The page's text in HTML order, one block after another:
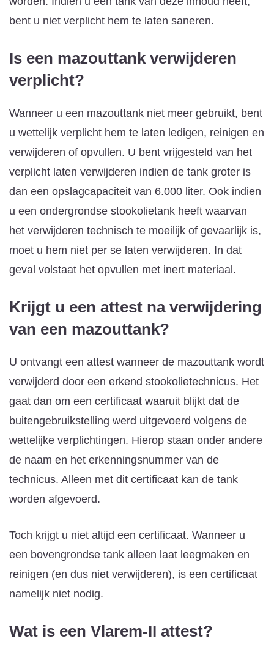
bent u niet verplicht hem te laten saneren.
Is een mazouttank verwijderen
verplicht?
Wanneer u een mazouttank niet meer gebruikt, bent
u wettelijk verplicht hem te laten ledigen, reinigen en
verwijderen of opvullen. U bent vrijgesteld van het
verplicht laten verwijderen indien de tank groter is
dan een opslagcapaciteit van 6.000 liter. Ook indien
u een ondergrondse stookolietank heeft waarvan
het verwijderen technisch te moeilijk of gevaarlijk is,
moet u hem niet per se laten verwijderen. In dat
geval volstaat het opvullen met inert materiaal.
Krijgt u een attest na verwijdering
van een mazouttank?
U ontvangt een attest wanneer de mazouttank wordt
verwijderd door een erkend stookolietechnicus. Het
gaat dan om een certificaat waaruit blijkt dat de
buitengebruikstelling werd uitgevoerd volgens de
wettelijke verplichtingen. Hierop staan onder andere
de naam en het erkenningsnummer van de
technicus. Alleen met dit certificaat kan de tank
worden afgevoerd.
Toch krijgt u niet altijd een certificaat. Wanneer u
een bovengrondse tank alleen laat leegmaken en
reinigen (en dus niet verwijderen), is een certificaat
namelijk niet nodig.
Wat is een Vlarem-II attest?